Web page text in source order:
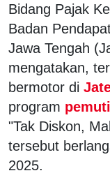
Bidang Pajak
Badan
Jawa Tengah
mengatakan,
bermotor di
program
"Tak Diskon,
tersebut
2025.